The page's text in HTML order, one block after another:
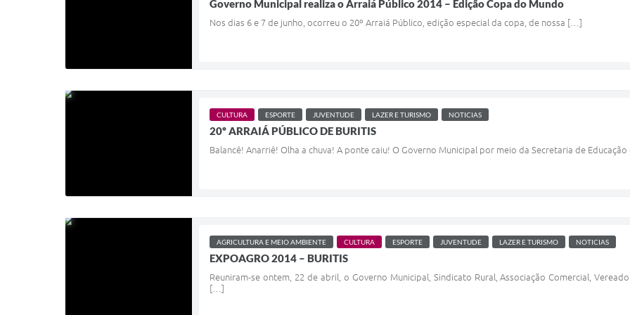
Governo Municipal realiza o Arraiá Público 2014 – Edição Copa do Mundo
Nos dias 6 e 7 de junho, ocorreu o 20º Arraiá Público, edição especial da copa, de nossa […]
CULTURA ESPORTE JUVENTUDE LAZER E TURISMO NOTICIAS
20º ARRAIÁ PÚBLICO DE BURITIS
Balancê! Anarriê! Olha a chuva! A ponte caiu! O Governo Municipal por meio da Secretaria de
AGRICULTURA E MEIO AMBIENTE CULTURA ESPORTE JUVENTUDE LAZER E TURISMO NOTICIAS
EXPOAGRO 2014 – BURITIS
Reuniram-se ontem, 22 de abril, o Governo Municipal, Sindicato Rural, Associação Comercial,
[…]